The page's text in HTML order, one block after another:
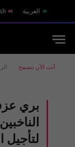
العربية
أنت الآن تتصفح:
بري
لتأجيل